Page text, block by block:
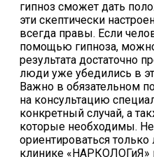
гипноз сможет дать
эти скептически
всегда правы. Если
помощью гипноза,
результата достаточно
люди уже убедились в
Важно в обязательном
на консультацию
конкретный случай, а
которые необходимы.
ориентироваться
клинике